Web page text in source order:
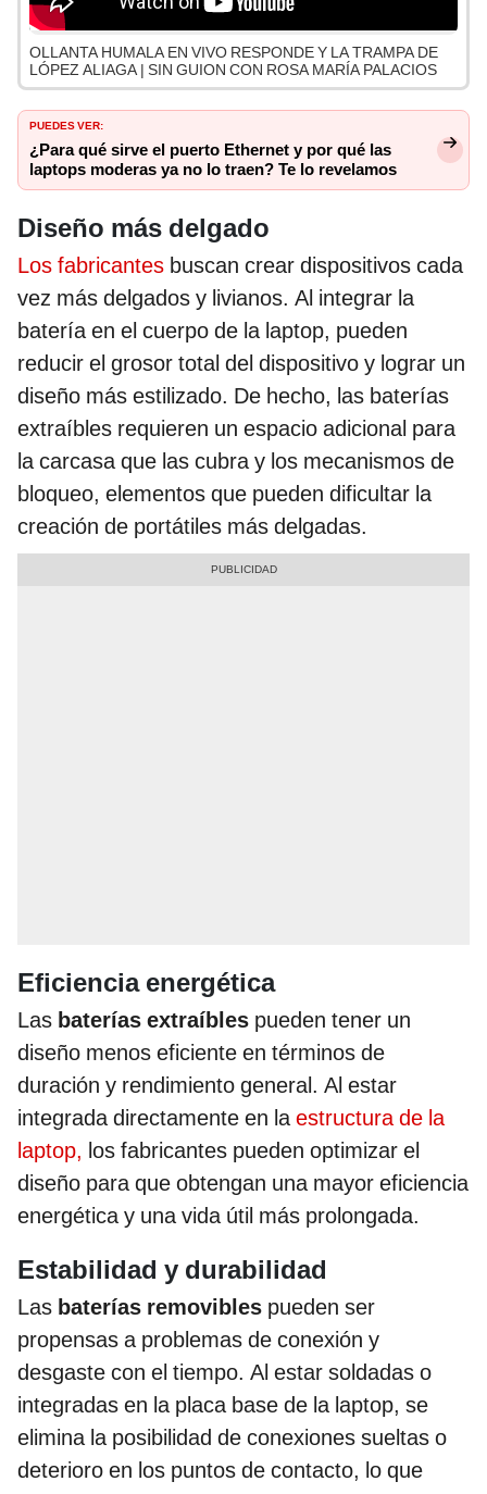
OLLANTA HUMALA EN VIVO RESPONDE Y LA TRAMPA DE
LÓPEZ ALIAGA | SIN GUION CON ROSA MARÍA PALACIOS
PUEDES VER:
¿Para qué sirve el puerto Ethernet y por qué las
laptops moderas ya no lo traen? Te lo revelamos
Diseño más delgado
Los fabricantes buscan crear dispositivos cada
vez más delgados y livianos. Al integrar la
batería en el cuerpo de la laptop, pueden
reducir el grosor total del dispositivo y lograr un
diseño más estilizado. De hecho, las baterías
extraíbles requieren un espacio adicional para
la carcasa que las cubra y los mecanismos de
bloqueo, elementos que pueden dificultar la
creación de portátiles más delgadas.
Eficiencia energética
Las baterías extraíbles pueden tener un
diseño menos eficiente en términos de
duración y rendimiento general. Al estar
integrada directamente en laestructura de la
laptop, los fabricantes pueden optimizar el
diseño para que obtengan una mayor eficiencia
energética y una vida útil más prolongada.
Estabilidad y durabilidad
Las baterías removibles pueden ser
propensas a problemas de conexión y
desgaste con el tiempo. Al estar soldadas o
integradas en la placa base de la laptop, se
elimina la posibilidad de conexiones sueltas o
deterioro en los puntos de contacto, lo que